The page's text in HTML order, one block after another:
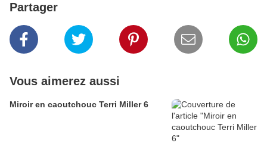
Partager
Vous aimerez aussi
Miroir en caoutchouc Terri Miller 6